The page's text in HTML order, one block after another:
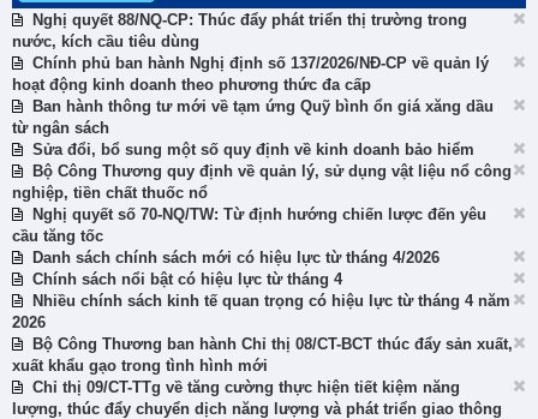
Nghị quyết 88/NQ-CP: Thúc đẩy phát triển thị trường trong
nước, kích cầu tiêu dùng
Chính phủ ban hành Nghị định số 137/2026/NĐ-CP về quản lý
hoạt động kinh doanh theo phương thức đa cấp
Ban hành thông tư mới về tạm ứng Quỹ bình ổn giá xăng dầu
từ ngân sách
Sửa đổi, bổ sung một số quy định về kinh doanh bảo hiểm
Bộ Công Thương quy định về quản lý, sử dụng vật liệu nổ công
nghiệp, tiền chất thuốc nổ
Nghị quyết số 70-NQ/TW: Từ định hướng chiến lược đến yêu
cầu tăng tốc
Danh sách chính sách mới có hiệu lực từ tháng 4/2026
Chính sách nổi bật có hiệu lực từ tháng 4
Nhiều chính sách kinh tế quan trọng có hiệu lực từ tháng 4 năm
2026
Bộ Công Thương ban hành Chỉ thị 08/CT-BCT thúc đẩy sản xuất,
xuất khẩu gạo trong tình hình mới
Chỉ thị 09/CT-TTg về tăng cường thực hiện tiết kiệm năng
lượng, thúc đẩy chuyển dịch năng lượng và phát triển giao thông